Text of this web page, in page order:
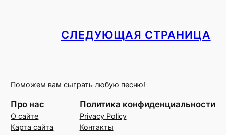
СЛЕДУЮЩАЯ СТРАНИЦА
Поможем вам сыграть любую песню!
Про нас
О сайте
Карта сайта
Политика конфиденциальности
Privacy Policy
Контакты